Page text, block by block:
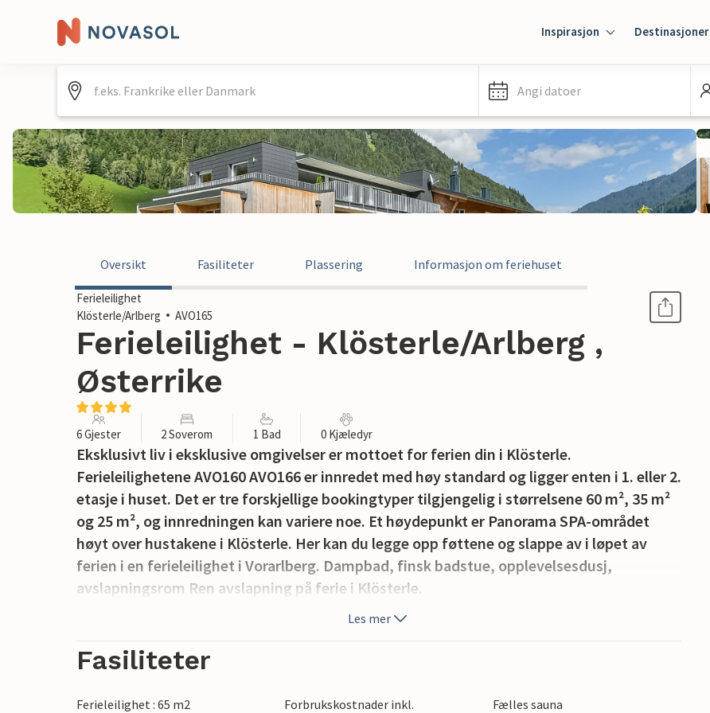
Inspirasjon Destinasjoner
Angi datoer
Oversikt Fasiliteter Plassering Informasjon om feriehuset
Ferieleilighet
Klösterle/Arlberg
AVO165
Ferieleilighet - Klösterle/Arlberg ,
Østerrike
6 Gjester 2 Soverom 1 Bad 0 Kjæledyr
Eksklusivt liv i eksklusive omgivelser er mottoet for ferien din i Klösterle.
Ferieleilighetene AVO160 AVO166 er innredet med høy standard og ligger enten i 1. eller 2.
etasje i huset. Det er tre forskjellige bookingtyper tilgjengelig i størrelsene 60 m², 35 m²
og 25 m², og innredningen kan variere noe. Et høydepunkt er Panorama SPA-området
høyt over hustakene i Klösterle. Her kan du legge opp føttene og slappe av i løpet av
ferien i en ferieleilighet i Vorarlberg. Dampbad, finsk badstue, opplevelsesdusj,
avslapningsrom Ren avslapning på ferie i Klösterle.
forespørsel og mot en avgift. Hotellet tilbyr også utleie av el-terrengsykler, som du
Les mer
Fasiliteter
Ferieleilighet : 65 m2 Forbrukskostnader inkl.
Fælles sauna